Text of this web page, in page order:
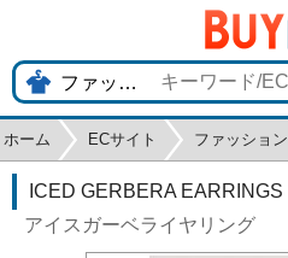
ホーム ECサイト ファッション
ICED GERBERA EARRINGS
アイスガーベライヤリング